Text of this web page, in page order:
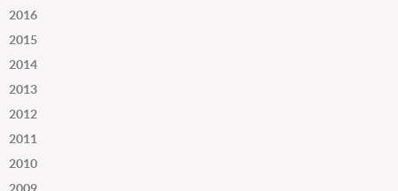
2016
2015
2014
2013
2012
2011
2010